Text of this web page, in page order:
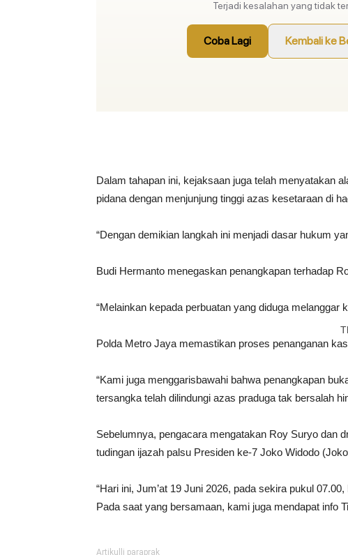
Dalam tahapan ini, kejaksaan juga telah menyatakan
pidana dengan menjunjung tinggi azas kesetaraan di
“Dengan demikian langkah ini menjadi dasar hukum
Budi Hermanto menegaskan penangkapan terhadap
“Melainkan kepada perbuatan yang diduga melanggar
Polda Metro Jaya memastikan proses penanganan
“Kami juga menggarisbawahi bahwa penangkapan
tersangka telah dilindungi azas praduga tak bersalah
Sebelumnya, pengacara mengatakan Roy Suryo dan
tudingan ijazah palsu Presiden ke-7 Joko Widodo
“Hari ini, Jum’at 19 Juni 2026, pada sekira pukul
Pada saat yang bersamaan, kami juga mendapat info
Artikulli paraprak